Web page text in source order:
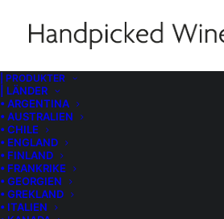
| PRODUKTER
| LÄNDER
• ARGENTINA
• AUSTRALIEN
• CHILE
• ENGLAND
• FINLAND
• FRANKRIKE
• GEORGIEN
• GREKLAND
• ITALIEN